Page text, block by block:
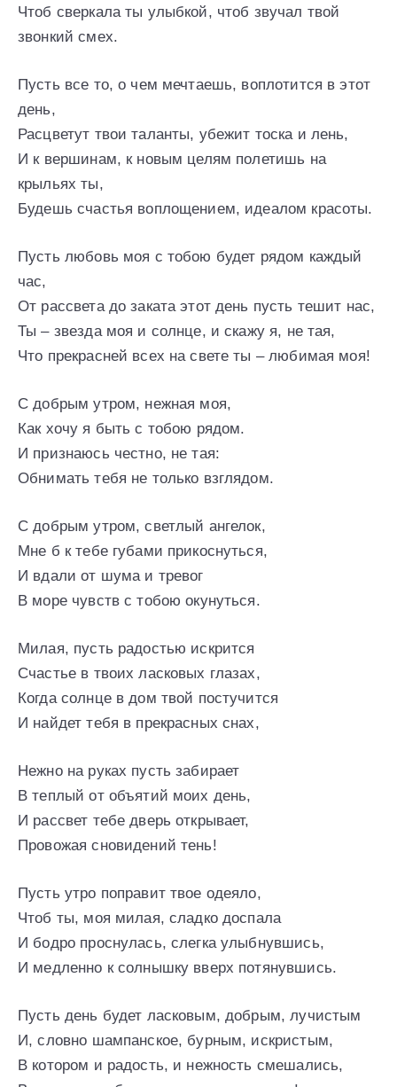
Чтоб сверкала ты улыбкой, чтоб звучал твой
звонкий смех.
Пусть все то, о чем мечтаешь, воплотится в этот
день,
Расцветут твои таланты, убежит тоска и лень,
И к вершинам, к новым целям полетишь на
крыльях ты,
Будешь счастья воплощением, идеалом красоты.
Пусть любовь моя с тобою будет рядом каждый
час,
От рассвета до заката этот день пусть тешит нас,
Ты – звезда моя и солнце, и скажу я, не тая,
Что прекрасней всех на свете ты – любимая моя!
С добрым утром, нежная моя,
Как хочу я быть с тобою рядом.
И признаюсь честно, не тая:
Обнимать тебя не только взглядом.
С добрым утром, светлый ангелок,
Мне б к тебе губами прикоснуться,
И вдали от шума и тревог
В море чувств с тобою окунуться.
Милая, пусть радостью искрится
Счастье в твоих ласковых глазах,
Когда солнце в дом твой постучится
И найдет тебя в прекрасных снах,
Нежно на руках пусть забирает
В теплый от объятий моих день,
И рассвет тебе дверь открывает,
Провожая сновидений тень!
Пусть утро поправит твое одеяло,
Чтоб ты, моя милая, сладко доспала
И бодро проснулась, слегка улыбнувшись,
И медленно к солнышку вверх потянувшись.
Пусть день будет ласковым, добрым, лучистым
И, словно шампанское, бурным, искристым,
В котором и радость, и нежность смешались,